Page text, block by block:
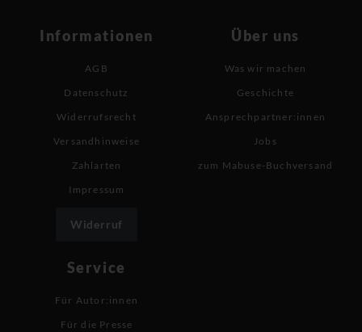
Informationen
AGB
Datenschutz
Widerrufsrecht
Versandhinweise
Zahlarten
Impressum
Widerruf
Über uns
Was wir machen
Geschichte
Ansprechpartner:innen
Jobs
zum Mabuse-Buchversand
Service
Für Autor:innen
Für die Presse